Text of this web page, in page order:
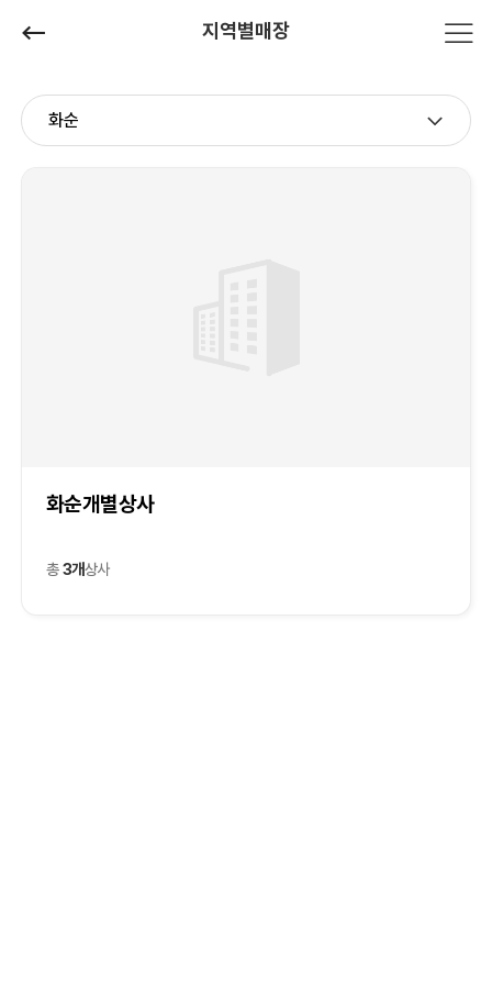
지역별매장
화순개별상사
총3개상사